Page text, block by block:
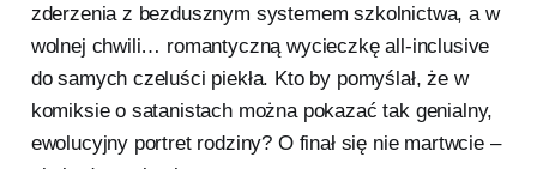
zderzenia z bezdusznym systemem szkolnictwa, a w
wolnej chwili… romantyczną wycieczkę all-inclusive
do samych czeluści piekła. Kto by pomyślał, że w
komiksie o satanistach można pokazać tak genialny,
ewolucyjny portret rodziny? O finał się nie martwcie –